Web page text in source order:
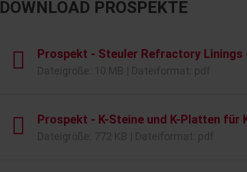
DOWNLOAD PROSPEKTE
Prospekt - Steuler Refractory
Prospekt - K-Steine und K-Platten für